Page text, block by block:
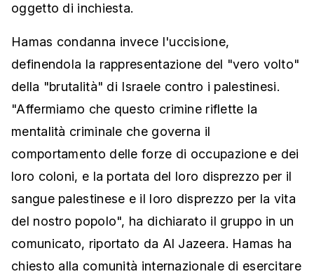
oggetto di inchiesta.
Hamas condanna invece l'uccisione,
definendola la rappresentazione del "vero volto"
della "brutalità" di Israele contro i palestinesi.
"Affermiamo che questo crimine riflette la
mentalità criminale che governa il
comportamento delle forze di occupazione e dei
loro coloni, e la portata del loro disprezzo per il
sangue palestinese e il loro disprezzo per la vita
del nostro popolo", ha dichiarato il gruppo in un
comunicato, riportato da Al Jazeera. Hamas ha
chiesto alla comunità internazionale di esercitare